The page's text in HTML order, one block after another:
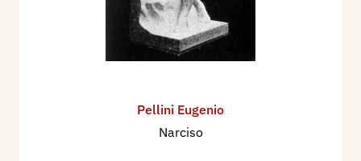
Pellini Eugenio
Narciso